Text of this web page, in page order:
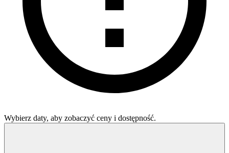
Wybierz daty, aby zobaczyć ceny i dostępność.